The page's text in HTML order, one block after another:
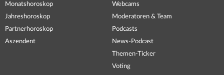
Monatshoroskop
Jahreshoroskop
Partnerhoroskop
Aszendent
Webcams
Moderatoren & Team
Podcasts
News-Podcast
Themen-Ticker
Voting